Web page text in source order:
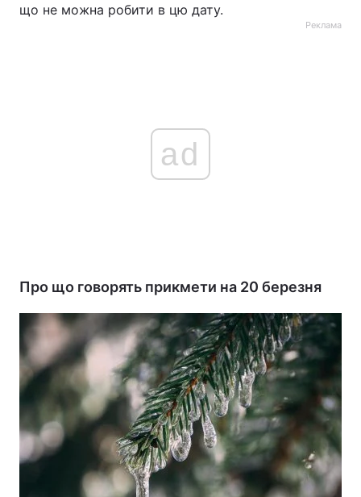
що не можна робити в цю дату.
Реклама
ad
Про що говорять прикмети на 20 березня